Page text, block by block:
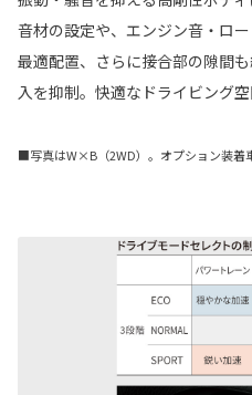
音材の設定や、エンジン音・ロ
最適配置、さらに接合部の隙間
入を抑制。快適なドライビング空
■写真はW×B（2WD）。オプション装着